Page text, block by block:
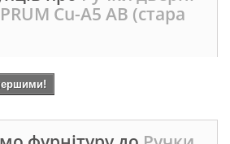
Cu-А5 AB (стара